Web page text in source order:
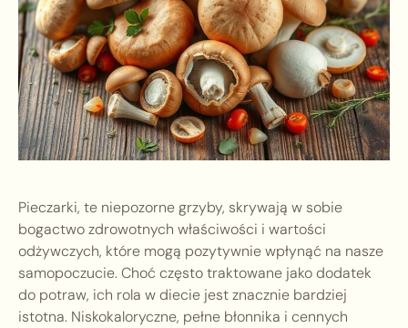
Pieczarki, te niepozorne grzyby, skrywają w sobie
bogactwo zdrowotnych właściwości i wartości
odżywczych, które mogą pozytywnie wpłynąć na nasze
samopoczucie. Choć często traktowane jako dodatek
do potraw, ich rola w diecie jest znacznie bardziej
istotna. Niskokaloryczne, pełne błonnika i cennych